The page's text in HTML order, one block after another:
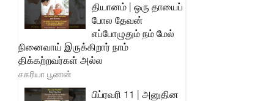
தியானம் | ஒரு தாயைப்
போல தேவன்
எப்போழுதும் நம் மேல்
நினைவாய் இருக்கிறார் நாம்
திக்கற்றவர்கள் அல்ல
சகரியா பூணன்
பிப்ரவரி 11 | அனுதின